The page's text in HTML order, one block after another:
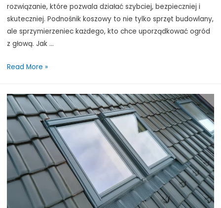
rozwiązanie, które pozwala działać szybciej, bezpieczniej i
skuteczniej. Podnośnik koszowy to nie tylko sprzęt budowlany,
ale sprzymierzeniec każdego, kto chce uporządkować ogród
z głową. Jak …
Dlaczego
koszowego
może
przyspieszyć
jesienne
porządki
ogrodzie?
Read More »